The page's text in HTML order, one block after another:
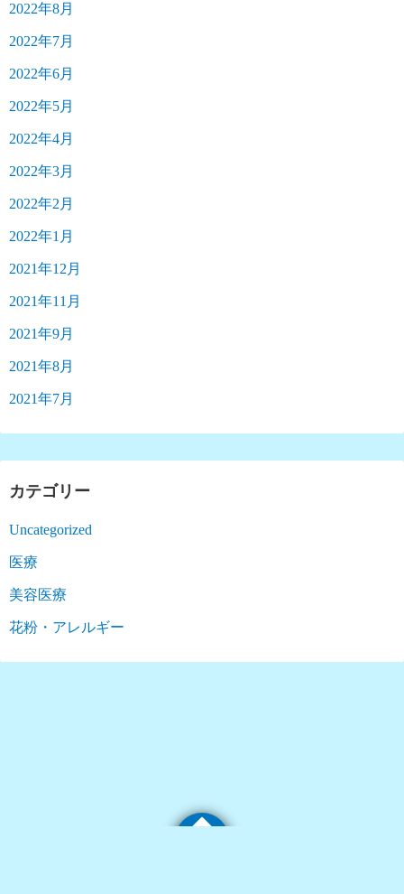
2022年8月
2022年7月
2022年6月
2022年5月
2022年4月
2022年3月
2022年2月
2022年1月
2021年12月
2021年11月
2021年9月
2021年8月
2021年7月
カテゴリー
Uncategorized
医療
美容医療
花粉・アレルギー